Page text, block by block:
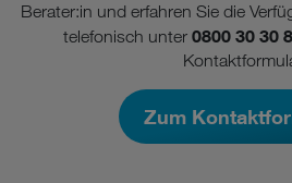
Berater:in und erfahren Sie die
telefonisch unter 0800 30 30
Zum